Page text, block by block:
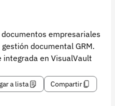
empresariales
documental GRM.
integrada en VisualVault
a lista Compartir
reservados